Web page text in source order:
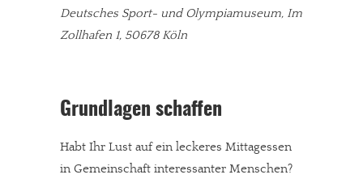
Deutsches Sport- und Olympiamuseum, Im
Zollhafen 1, 50678 Köln
Grundlagen schaffen
Habt Ihr Lust auf ein leckeres Mittagessen
in Gemeinschaft interessanter Menschen?